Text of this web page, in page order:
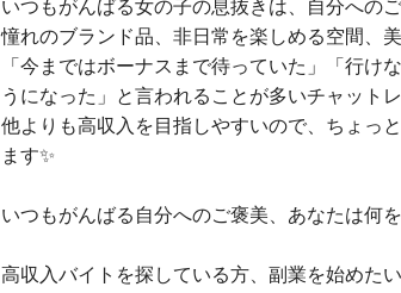
いつもがんばる女の子の息抜きは、自分への
憧れのブランド品、非日常を楽しめる空間、
「今まではボーナスまで待っていた」「行け
うになった」と言われることが多いチャット
他よりも高収入を目指しやすいので、ちょっ
ます✨
いつもがんばる自分へのご褒美、あなたは何
高収入バイトを探している方、副業を始めた